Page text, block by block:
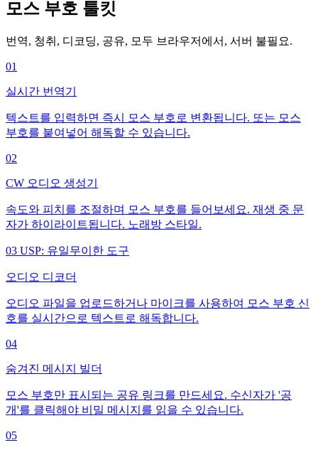
모스 부호 툴킷
번역, 청취, 디코딩, 공유, 모두 브라우저에서, 서버 불필요.
01
실시간 번역기
텍스트를 입력하면 즉시 모스 부호로 변환됩니다. 또는 모스
부호를 붙여넣어 해독할 수 있습니다.
02
CW 오디오 생성기
속도와 피치를 조절하며 모스 부호를 들어보세요. 재생 중 문
자가 하이라이트됩니다. 노래방 스타일.
03 USP: 유일무이한 도구
오디오 디코더
오디오 파일을 업로드하거나 마이크를 사용하여 모스 부호 신
호를 실시간으로 텍스트로 해독합니다.
04
숨겨진 메시지 빌더
모스 부호만 표시되는 공유 링크를 만드세요. 수신자가 '공
개'를 클릭해야 비밀 메시지를 읽을 수 있습니다.
05